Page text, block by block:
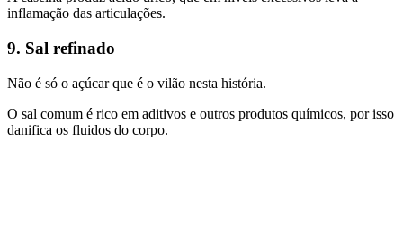
inflamação das articulações.
9. Sal refinado
Não é só o açúcar que é o vilão nesta história.
O sal comum é rico em aditivos e outros produtos químicos, por isso
danifica os fluidos do corpo.